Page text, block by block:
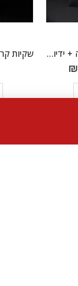
שקיות קרטון ידית קשיחה + ידיות PVC ארוכות
₪